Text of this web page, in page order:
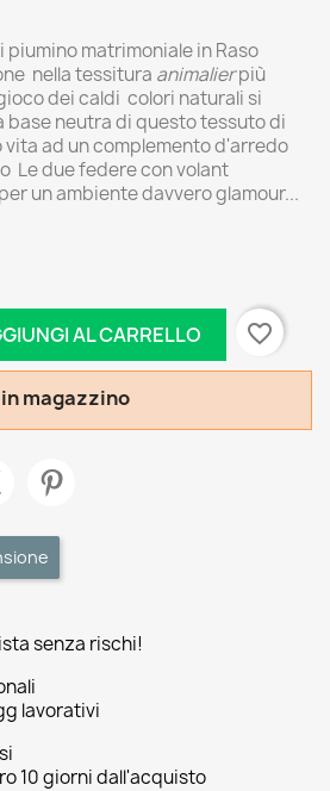
matrimoniale in Raso
nella tessitura animalierpiù
dei caldi colori naturali si
base neutra di questo tessuto di
ad un complemento d'arredo
Le due federe con volant
un ambiente davvero glamour...
AL CARRELLO favorite_border
magazzino
senza rischi!
lavorativi
10 giorni dall'acquisto